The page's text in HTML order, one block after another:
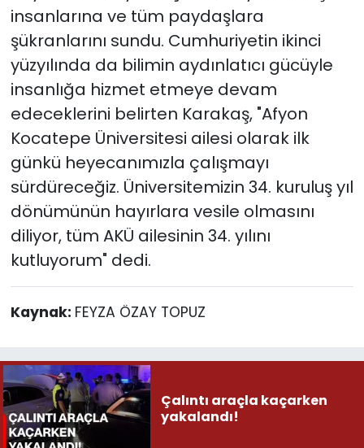
insanlarına ve tüm paydaşlara
şükranlarını sundu. Cumhuriyetin ikinci
yüzyılında da bilimin aydınlatıcı gücüyle
insanlığa hizmet etmeye devam
edeceklerini belirten Karakaş, "Afyon
Kocatepe Üniversitesi ailesi olarak ilk
günkü heyecanımızla çalışmayı
sürdüreceğiz. Üniversitemizin 34. kuruluş yıl
dönümünün hayırlara vesile olmasını
diliyor, tüm AKÜ ailesinin 34. yılını
kutluyorum" dedi.
Kaynak: FEYZA ÖZAY TOPUZ
Çalıntı araçla kaçarken
yakalandı!